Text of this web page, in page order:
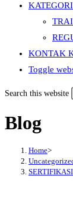
KONTAK
Toggle
Search this website
Blog
Home>